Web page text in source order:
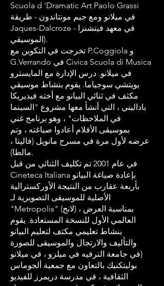
Scuola d 'Dramatic Art Paolo Grassi
في ميلانو ومع جيم مونتاندون - طريقة
Jaques-Dalcroze - في معهد فيتشنزا
الموسيقي).
تخرجت في التكوين مع P.Coggiola و
G.Verrando في Civica Scuola di Musica
في ميلانو. درس الإدارة مع المايسترو
يويتشي سوجياما. يقوم بنشاط موسيقي
مكثف في ثنائي البيانو مع أخته فيديريكا
باداليني ، التي أنشأ معها مشروع "السينما
في الملاحظات" ، وهو برنامج غني
بموسيقى الأفلام أعادوا صياغته ، وتم
عرضه لأول مرة في مسرح مانويل (فاليتا ،
مالطا).
في عام 2001 تم تكليف الثنائي من قبل
Cineteca Italiana بإعادة صياغة البيانو
بأربعة عقارب من النتيجة الأوركسترالية
الأصلية للموسيقى التصويرية لـ
"Metropolis" (لانج) ، بمناسبة العرض
العالمي الأول للنسخة المستعادة. يقوم
بنشاط تعليمي مكثف لتعليم البيانو
والتأليف والارتجال والموسيقى للصورة
(في جامعة الترفيه في ميلزو ، في ميلانو
بوليتكنيك بالتعاون مع جمعية ألجوماس
الثقافية ، في مدرسة دريمرز للفيديو